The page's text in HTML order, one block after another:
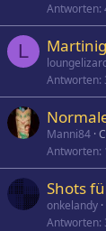
Antworten
L
Antworten
Manni84
Antworten
Shots
onkelandy
Antworten